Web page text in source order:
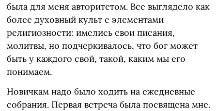
была для меня авторитетом. Все выглядело как
более духовный культ с элементами
религиозности: имелись свои писания,
молитвы, но подчеркивалось, что бог может
быть у каждого свой, такой, каким мы его
понимаем.
Новичкам надо было ходить на ежедневные
собрания. Первая встреча была посвящена мне.